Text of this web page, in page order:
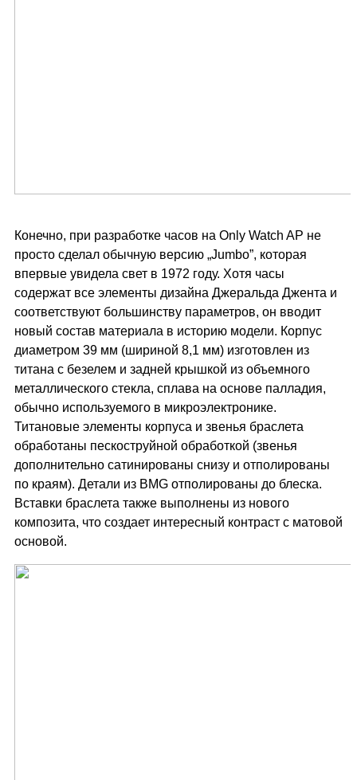
Конечно, при разработке часов на Only Watch AP не
просто сделал обычную версию „Jumbo”, которая
впервые увидела свет в 1972 году. Хотя часы
содержат все элементы дизайна Джеральда Джента и
соответствуют большинству параметров, он вводит
новый состав материала в историю модели. Корпус
диаметром 39 мм (шириной 8,1 мм) изготовлен из
титана с безелем и задней крышкой из объемного
металлического стекла, сплава на основе палладия,
обычно используемого в микроэлектронике.
Титановые элементы корпуса и звенья браслета
обработаны пескоструйной обработкой (звенья
дополнительно сатинированы снизу и отполированы
по краям). Детали из BMG отполированы до блеска.
Вставки браслета также выполнены из нового
композита, что создает интересный контраст с матовой
основой.